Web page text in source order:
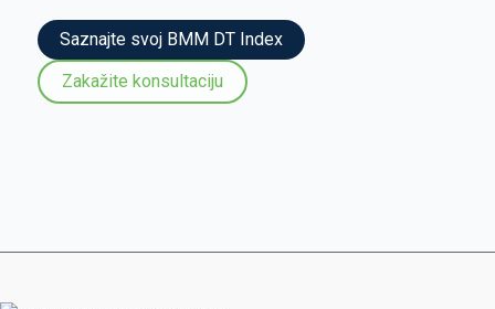
Saznajte svoj BMM DT Index
Zakažite konsultaciju